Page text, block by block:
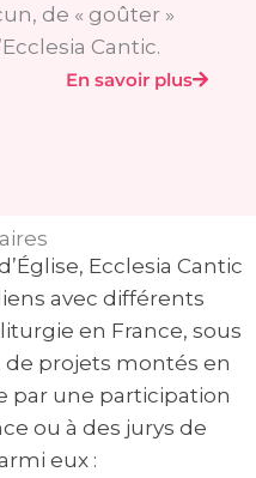
de « goûter »
Cantic.
En savoir plus
Ecclesia Cantic
avec différents
en France, sous
projets montés en
par une participation
ou à des jurys de
eux :